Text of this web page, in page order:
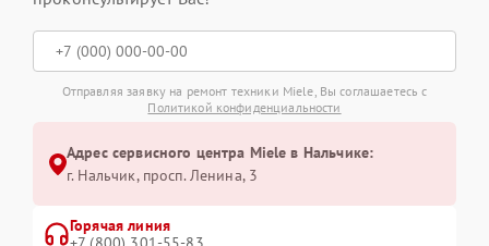
Отправляя заявку на ремонт техники Miele, Вы соглашаетесь с
Политикой конфиденциальности
Адрес сервисного центра Miele в Нальчике:
г. Нальчик, просп. Ленина, 3
Горячая линия